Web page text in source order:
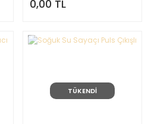
0,00 TL
TÜKENDİ